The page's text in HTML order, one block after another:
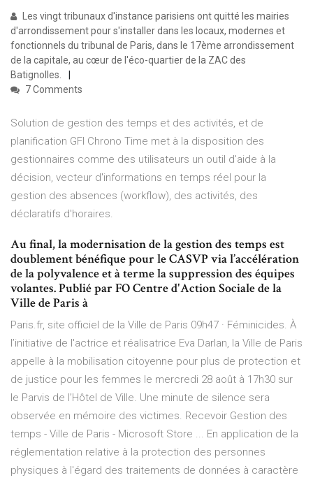
Les vingt tribunaux d'instance parisiens ont quitté les mairies
d'arrondissement pour s'installer dans les locaux, modernes et
fonctionnels du tribunal de Paris, dans le 17ème arrondissement
de la capitale, au cœur de l'éco-quartier de la ZAC des
Batignolles.
7 Comments
Solution de gestion des temps et des activités, et de
planification GFI Chrono Time met à la disposition des
gestionnaires comme des utilisateurs un outil d'aide à la
décision, vecteur d'informations en temps réel pour la
gestion des absences (workflow), des activités, des
déclaratifs d'horaires.
Au final, la modernisation de la gestion des temps est
doublement bénéfique pour le CASVP via l’accélération
de la polyvalence et à terme la suppression des équipes
volantes. Publié par FO Centre d'Action Sociale de la
Ville de Paris à
Paris.fr, site officiel de la Ville de Paris 09h47 · Féminicides. À
l’initiative de l'actrice et réalisatrice Eva Darlan, la Ville de Paris
appelle à la mobilisation citoyenne pour plus de protection et
de justice pour les femmes le mercredi 28 août à 17h30 sur
le Parvis de l’Hôtel de Ville. Une minute de silence sera
observée en mémoire des victimes. Recevoir Gestion des
temps - Ville de Paris - Microsoft Store ... En application de la
réglementation relative à la protection des personnes
physiques à l'égard des traitements de données à caractère